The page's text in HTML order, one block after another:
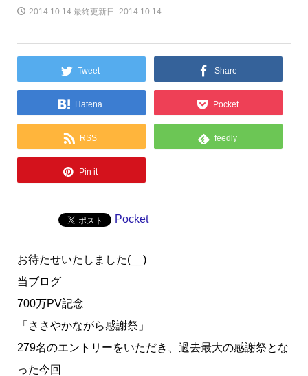
2014.10.14最終更新日: 2014.10.14
Tweet Share
Hatena Pocket
RSS feedly
Pin it
Pocket
お待たせいたしました(__)
当ブログ
700万PV記念
「ささやかながら感謝祭」
279名のエントリーをいただき、過去最大の感謝祭とな
った今回